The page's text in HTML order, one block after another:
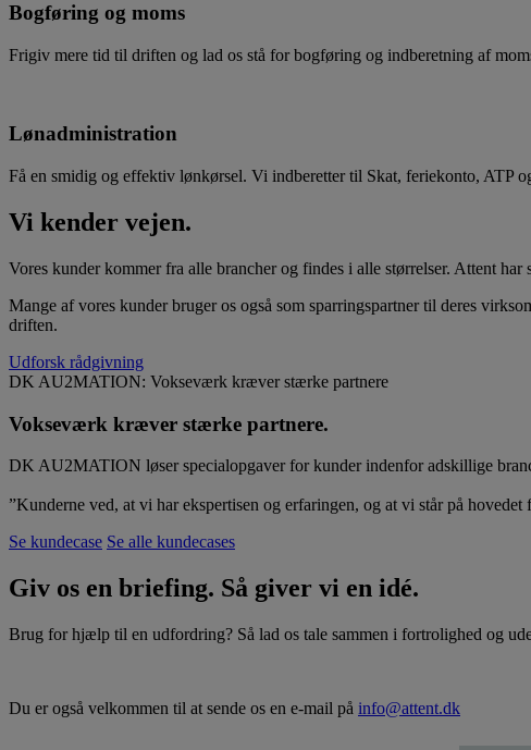
Bogføring og moms
Frigiv mere tid til driften og lad os stå for bogføring og indberetning af
Lønadministration
Få en smidig og effektiv lønkørsel. Vi indberetter til Skat, feriekonto, ATP
Vi kender vejen.
Vores kunder kommer fra alle brancher og findes i alle størrelser. Attent
Mange af vores kunder bruger os også som sparringspartner til deres
driften.
Udforsk rådgivning
DK AU2MATION: Vokseværk kræver stærke partnere
Vokseværk kræver stærke partnere.
DK AU2MATION løser specialopgaver for kunder indenfor adskillige
”Kunderne ved, at vi har ekspertisen og erfaringen, og at vi står på
Se kundecase Se alle kundecases
Giv os en briefing. Så giver vi en idé.
Brug for hjælp til en udfordring? Så lad os tale sammen i fortrolighed og
Du er også velkommen til at sende os en e-mail på info@attent.dk